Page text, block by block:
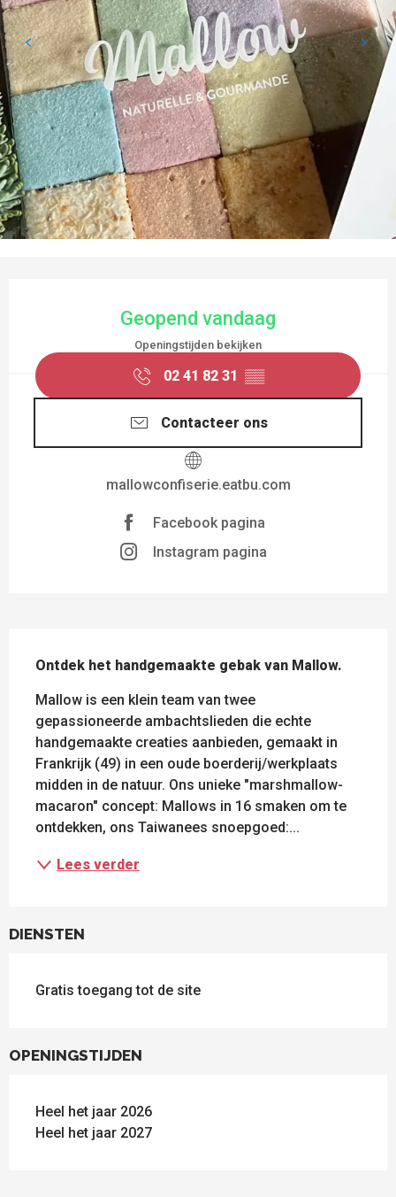
Geopend vandaag
Openingstijden bekijken
02 41 82 31 ▒▒
Contacteer ons
mallowconfiserie.eatbu.com
Facebook pagina
Instagram pagina
Ontdek het handgemaakte gebak van Mallow.
Mallow is een klein team van twee
gepassioneerde ambachtslieden die echte
handgemaakte creaties aanbieden, gemaakt in
Frankrijk (49) in een oude boerderij/werkplaats
midden in de natuur. Ons unieke "marshmallow-
macaron" concept: Mallows in 16 smaken om te
ontdekken, ons Taiwanees snoepgoed:...
Lees verder
DIENSTEN
Gratis toegang tot de site
OPENINGSTIJDEN
Heel het jaar 2026
Heel het jaar 2027